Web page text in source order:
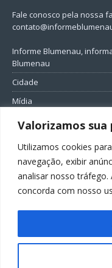
Valorizamos sua
Utilizamos cookies
navegação, exibir
analisar nosso tráfego.
concorda com nosso
Fale conosco pela nossa
Informe Blumenau,
Blumenau
Cidade
Mídia
Entretenimento
Política
FIQUE CONECTADO